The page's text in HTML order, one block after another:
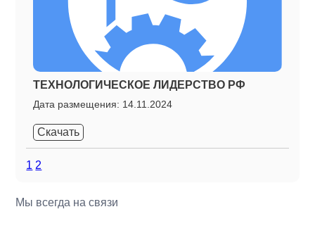
ТЕХНОЛОГИЧЕСКОЕ ЛИДЕРСТВО РФ
Дата размещения: 14.11.2024
Скачать
1 2
Мы всегда на связи